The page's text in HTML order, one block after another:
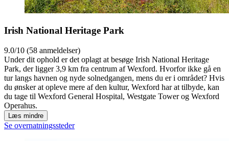
Irish National Heritage Park
9.0/10 (58 anmeldelser)
Under dit ophold er det oplagt at besøge Irish National Heritage
Park, der ligger 3,9 km fra centrum af Wexford. Hvorfor ikke gå en
tur langs havnen og nyde solnedgangen, mens du er i området? Hvis
du ønsker at opleve mere af den kultur, Wexford har at tilbyde, kan
du tage til Wexford General Hospital, Westgate Tower og Wexford
Operahus.
Læs mindre
Se overnatningssteder